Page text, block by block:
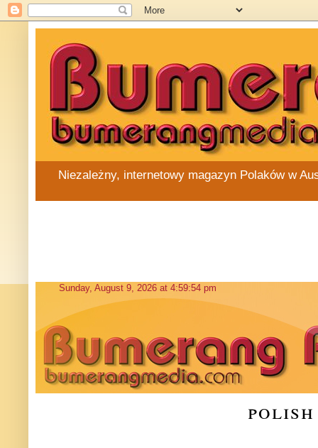
Niezależny, internetowy magazyn Polaków w